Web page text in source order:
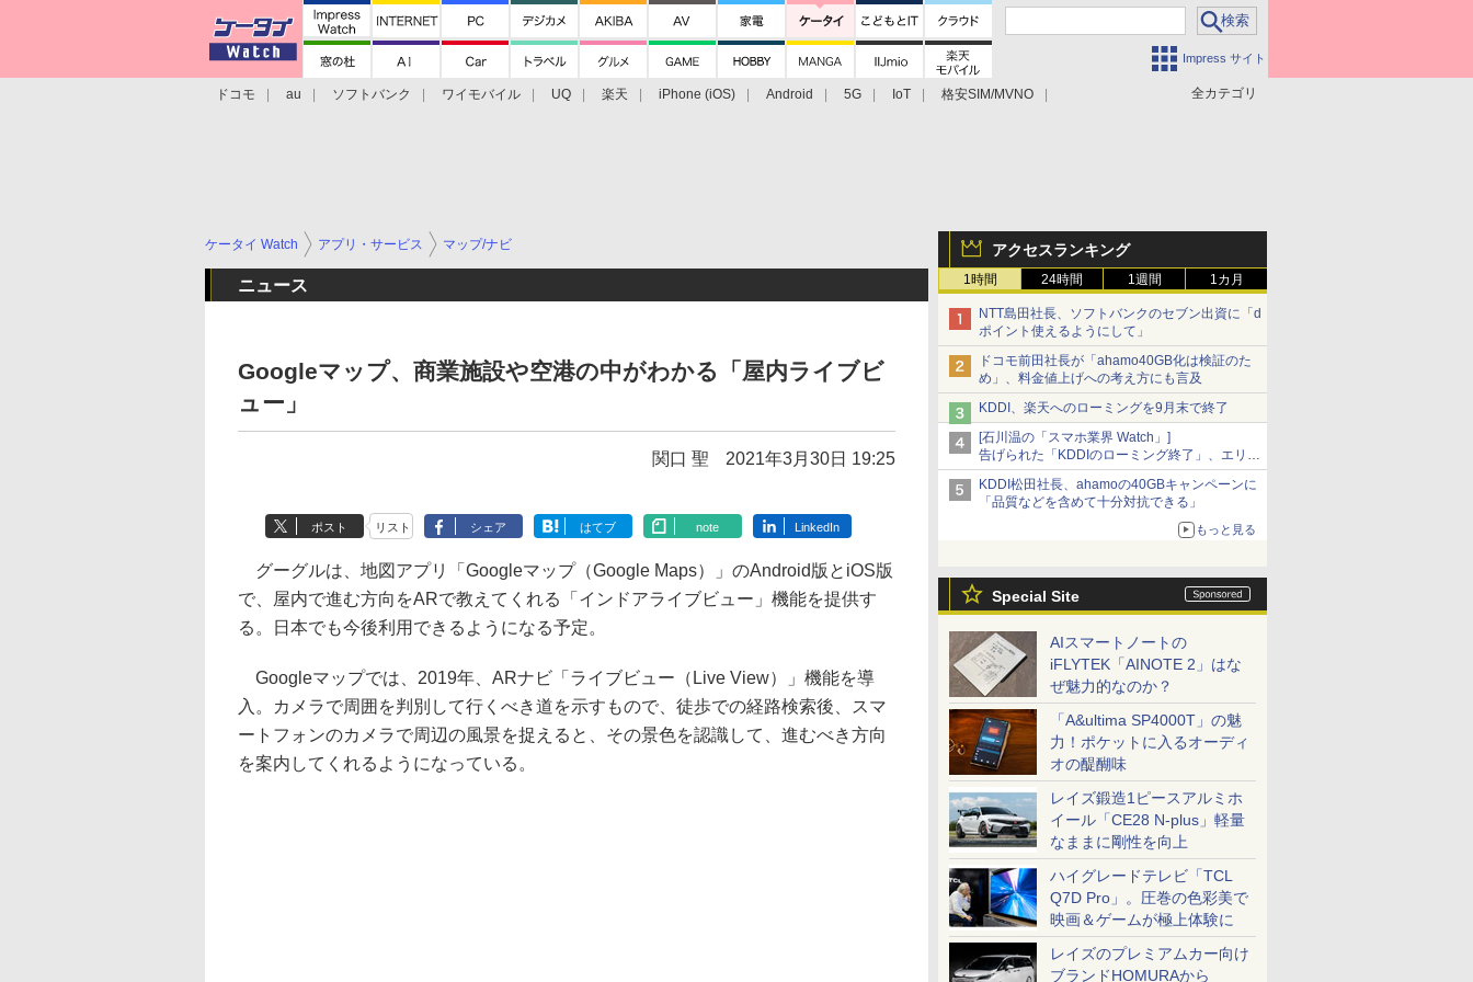
Impress サイト
全カテゴリ
ドコモ au ソフトバンク ワイモバイル UQ 楽天 iPhone (iOS) Android 5G IoT
格安SIM/MVNO
アクセスランキング
1時間 24時間 1週間 1カ月
NTT島田社長、ソフトバンクのセブン出資に「d
ポイント使えるようにして」
ドコモ前田社長が「ahamo40GB化は検証のた
め」、料金値上げへの考え方にも言及
KDDI、楽天へのローミングを9月末で終了
[石川温の「スマホ業界 Watch」]
告げられた「KDDIのローミング終了」、エリア
マップの落とし穴と楽天モバイルの課題
KDDI松田社長、ahamoの40GBキャンペーンに
「品質などを含めて十分対抗できる」
もっと見る
Special Site
AIスマートノートの
iFLYTEK「AINOTE 2」はな
ぜ魅力的なのか？
「A&ultima SP4000T」の魅
力！ポケットに入るオーディ
オの醍醐味
レイズ鍛造1ピースアルミホ
イール「CE28 N-plus」軽量
なままに剛性を向上
ハイグレードテレビ「TCL
Q7D Pro」。圧巻の色彩美で
映画＆ゲームが極上体験に
レイズのプレミアムカー向け
ブランドHOMURAから
ケータイ Watch アプリ・サービス マップ/ナビ
ニュース
Googleマップ、商業施設や空港の中がわかる「屋内ライブビ
ュー」
関口 聖 2021年3月30日 19:25
ポスト リスト シェア はてブ note LinkedIn
グーグルは、地図アプリ「Googleマップ（Google Maps）」のAndroid版とiOS版
で、屋内で進む方向をARで教えてくれる「インドアライブビュー」機能を提供す
る。日本でも今後利用できるようになる予定。
Googleマップでは、2019年、ARナビ「ライブビュー（Live View）」機能を導
入。カメラで周囲を判別して行くべき道を示すもので、徒歩での経路検索後、スマ
ートフォンのカメラで周辺の風景を捉えると、その景色を認識して、進むべき方向
を案内してくれるようになっている。